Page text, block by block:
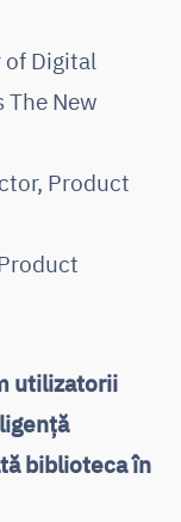
Digital
The New
Product
utilizatorii
biblioteca în